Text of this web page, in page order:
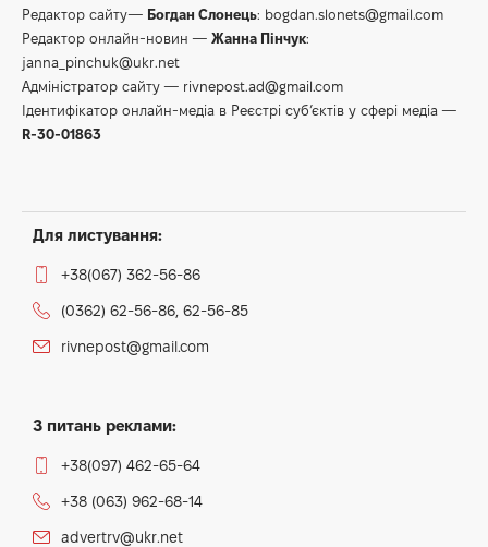
Редактор сайту— Богдан Слонець: bogdan.slonets@gmail.com
Редактор онлайн-новин — Жанна Пінчук:
janna_pinchuk@ukr.net
Адміністратор сайту — rivnepost.ad@gmail.com
Ідентифікатор онлайн-медіа в Реєстрі суб’єктів у сфері медіа —
R-30-01863
Для листування:
+38(067) 362-56-86
(0362) 62-56-86, 62-56-85
rivnepost@gmail.com
З питань реклами:
+38(097) 462-65-64
+38 (063) 962-68-14
advertrv@ukr.net